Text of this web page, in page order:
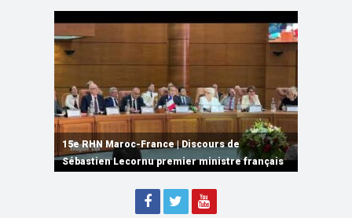
15e RHN Maroc-France | Signature de
plusieurs accords de coopération et de
partenariat
15e RHN Maroc-France | Discours de
Sébastien Lecornu premier ministre français
15e Réunion de Haut Niveau Maroc-France |
Discours de M. Aziz Akhannouch